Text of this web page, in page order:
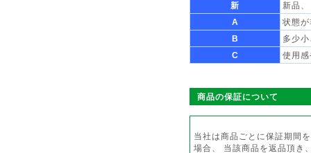
新
新品
A
状態
B
多少
C
使用
商品の保証について
当社は商品ごとに保証期間
場合、 当該商品を返品頂き